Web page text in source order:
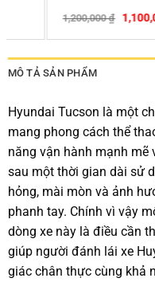
1,200,000₫ 1,100,000₫ -
MÔ TẢ SẢN PHẨM
Hyundai Tucson là một
mang phong cách thể
năng vận hành mạnh mẽ
sau một thời gian dài sử
hỏng, mài mòn và ảnh
phanh tay. Chính vì vậy
dòng xe này là điều cần
giúp người đánh lái xe
giác chân thực cùng khả